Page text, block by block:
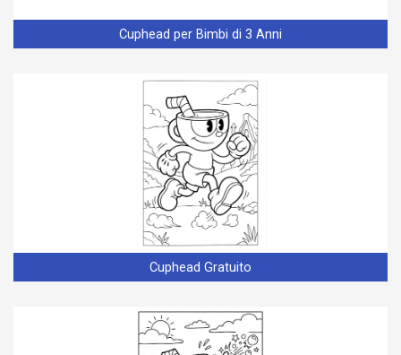
Cuphead per Bimbi di 3 Anni
Cuphead Gratuito